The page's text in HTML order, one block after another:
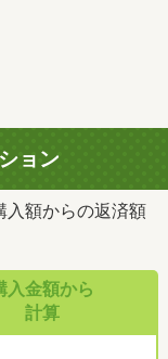
ョン
入額からの返済額
入金額から
計算